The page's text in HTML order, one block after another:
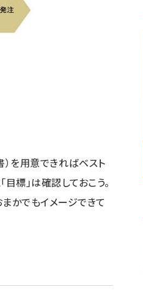
を用意できればベスト
標」は確認しておこう。
かでもイメージできて